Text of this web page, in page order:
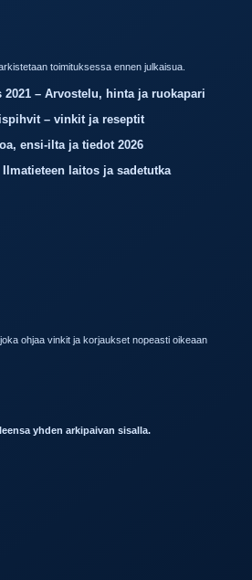
toimituksessa ennen julkaisua.
2021 – Arvostelu, hinta ja ruokapari
– vinkit ja reseptit
ensi-ilta ja tiedot 2026
Ilmatieteen laitos ja sadetutka
ohjaa vinkit ja korjaukset nopeasti oikeaan
yhden arkipaivan sisalla.